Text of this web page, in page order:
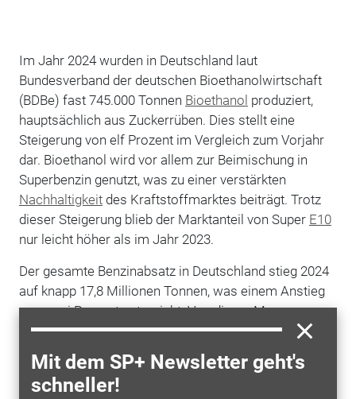
Mit dem SP+ Newsletter geht's
schneller!
Im Jahr 2024 wurden in Deutschland laut
Bundesverband der deutschen Bioethanolwirtschaft
(BDBe) fast 745.000 Tonnen Bioethanol produziert,
hauptsächlich aus Zuckerrüben. Dies stellt eine
Steigerung von elf Prozent im Vergleich zum Vorjahr
dar. Bioethanol wird vor allem zur Beimischung in
Superbenzin genutzt, was zu einer verstärkten
Nachhaltigkeitdes Kraftstoffmarktes beiträgt. Trotz
dieser Steigerung blieb der Marktanteil von Super E10
nur leicht höher als im Jahr 2023.
Der gesamte Benzinabsatz in Deutschland stieg 2024
auf knapp 17,8 Millionen Tonnen, was einem Anstieg
von zwei Prozent entspricht. Von dieser Menge
entfallen 6,9 Prozent auf nachhaltiges Bioethanol, was
eine geringe Steigerung im Vergleich zu 2023 darstellt.
Die Beimischung von Bioethanol in die
Kraftstoffsorten Super E10, Super Plus und Super (E5)